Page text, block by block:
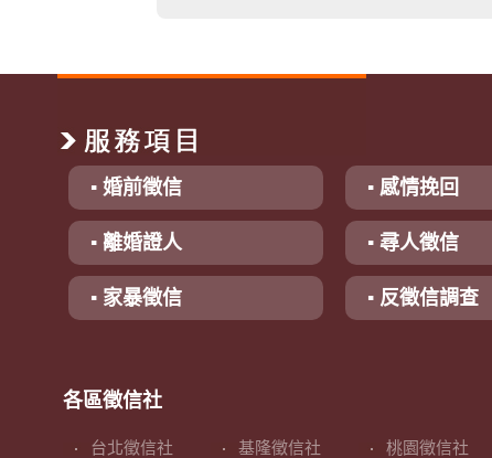
▪ 婚前徵信 ▪ 感情挽回
▪ 離婚證人 ▪ 尋人徵信
▪ 家暴徵信 ▪ 反徵信調查
各區徵信社
台北徵信社 基隆徵信社 桃園徵信社